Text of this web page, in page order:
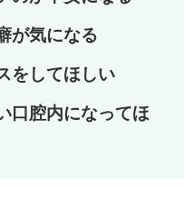
が気になる
をしてほしい
口腔内になってほ